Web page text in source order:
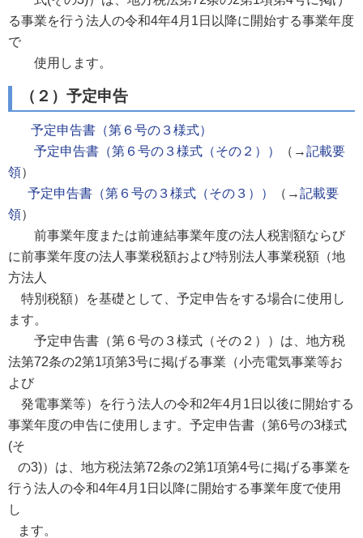
る事業を行う法人の令和4年4月1日以降に開始する事業年度
で
使用します。
（２）予定申告
予定申告書（第６号の３様式）
予定申告書（第６号の３様式（その２））
（→記載要
領）
予定申告書（第６号の３様式（その３））
（→記載要
領）
前事業年度または前連結事業年度の法人税割額ならび
に前事業年度の法人事業税額および特別法人事業税額（地
方法人
特別税額）を基礎として、予定申告をする場合に使用し
ます。
予定申告書（第６号の３様式（その２））は、地方税
法第72条の2第1項第3号に掲げる事業（小売電気事業等お
よび
発電事業等）を行う法人の令和2年4月1日以後に開始する
事業年度の申告に使用します。予定申告書（第6号の3様式
(そ
の3)）は、地方税法第72条の2第1項第4号に掲げる事業を
行う法人の令和4年4月1日以降に開始する事業年度で使用
し
ます。